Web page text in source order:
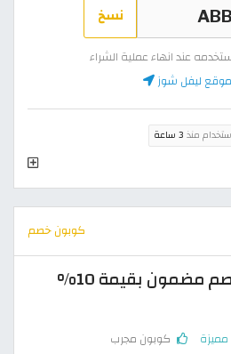
نسخ
عند انهاء عملية الشراء
موقع ليفل شوز
منذ 3 ساعة
كوبون خصم
Level Shoes كود خصم مضمون بقيمة 10%
كوبون مجرب